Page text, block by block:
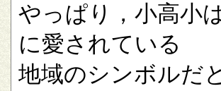
やっぱり，小高小
に愛されている
地域のシンボルだ